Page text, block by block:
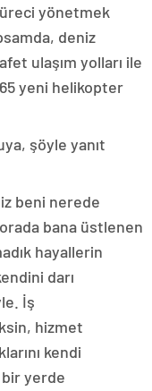
yönetmek
deniz
ulaşım yolları ile
yeni helikopter
şöyle yanıt
beni nerede
bana üstlenen
hayallerin
darı
İş
hizmet
kendi
yerde